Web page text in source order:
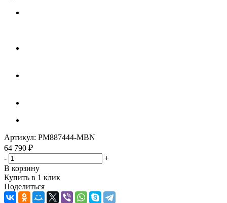
Артикул: PM887444-MBN
64 790 ₽
-
+
В корзину
Купить в 1 клик
Поделиться